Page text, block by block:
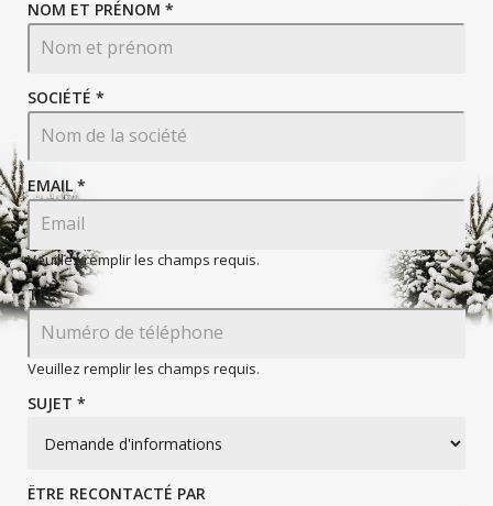
NOM ET PRÉNOM *
SOCIÉTÉ *
EMAIL*
Veuillez remplir les champs requis.
TEL
Veuillez remplir les champs requis.
SUJET *
ËTRE RECONTACTÉ PAR